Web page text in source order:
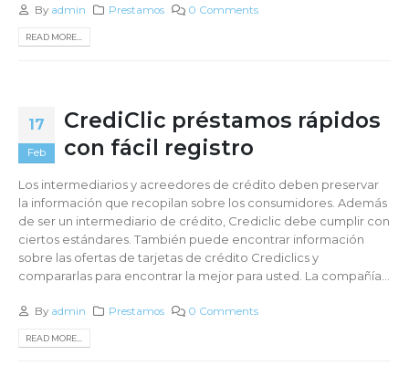
By admin Prestamos 0 Comments
READ MORE...
17
Feb
CrediClic préstamos rápidos
con fácil registro
Los intermediarios y acreedores de crédito deben preservar
la información que recopilan sobre los consumidores. Además
de ser un intermediario de crédito, Crediclic debe cumplir con
ciertos estándares. También puede encontrar información
sobre las ofertas de tarjetas de crédito Crediclics y
compararlas para encontrar la mejor para usted. La compañía...
By admin Prestamos 0 Comments
READ MORE...